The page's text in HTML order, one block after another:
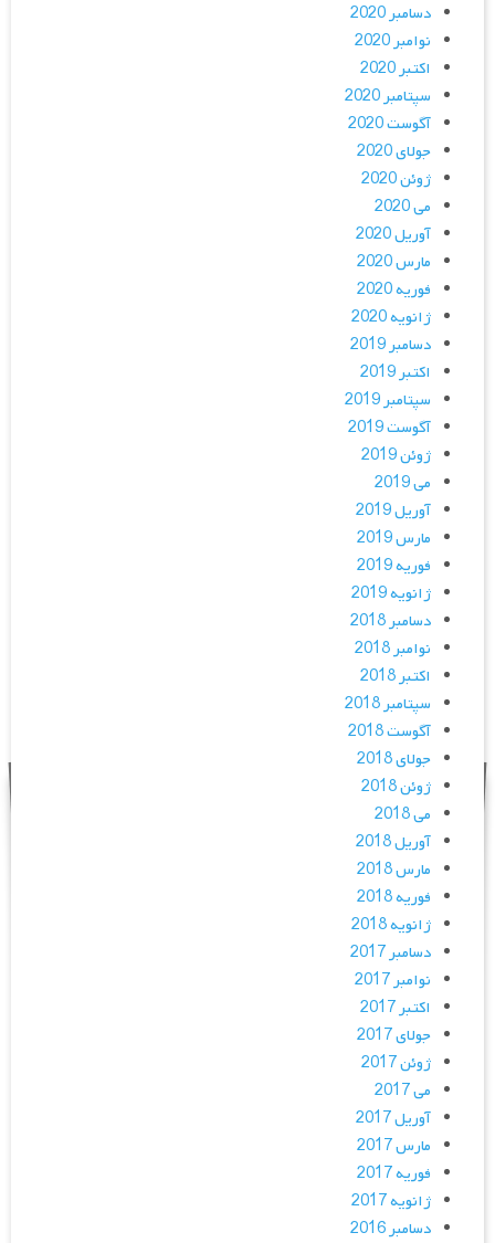
دسامبر 2020
نوامبر 2020
اکتبر 2020
سپتامبر 2020
آگوست 2020
جولای 2020
ژوئن 2020
می 2020
آوریل 2020
مارس 2020
فوریه 2020
ژانویه 2020
دسامبر 2019
اکتبر 2019
سپتامبر 2019
آگوست 2019
ژوئن 2019
می 2019
آوریل 2019
مارس 2019
فوریه 2019
ژانویه 2019
دسامبر 2018
نوامبر 2018
اکتبر 2018
سپتامبر 2018
آگوست 2018
جولای 2018
ژوئن 2018
می 2018
آوریل 2018
مارس 2018
فوریه 2018
ژانویه 2018
دسامبر 2017
نوامبر 2017
اکتبر 2017
جولای 2017
ژوئن 2017
می 2017
آوریل 2017
مارس 2017
فوریه 2017
ژانویه 2017
دسامبر 2016